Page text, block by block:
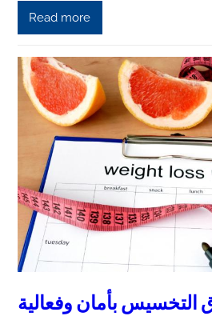
Read more
بأمان وفعالية